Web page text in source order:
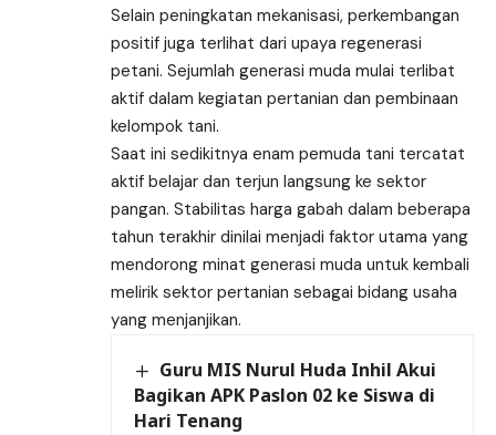
Selain peningkatan mekanisasi, perkembangan
positif juga terlihat dari upaya regenerasi
petani. Sejumlah generasi muda mulai terlibat
aktif dalam kegiatan pertanian dan pembinaan
kelompok tani.
Saat ini sedikitnya enam pemuda tani tercatat
aktif belajar dan terjun langsung ke sektor
pangan. Stabilitas harga gabah dalam beberapa
tahun terakhir dinilai menjadi faktor utama yang
mendorong minat generasi muda untuk kembali
melirik sektor pertanian sebagai bidang usaha
yang menjanjikan.
Guru MIS Nurul Huda Inhil Akui
Bagikan APK Paslon 02 ke Siswa di
Hari Tenang